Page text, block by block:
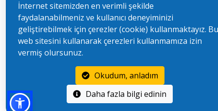
İnternet sitemizden en verimli şekilde
faydalanabilmeniz ve kullanıcı deneyiminizi
geliştirebilmek için çerezler (cookie) kullanmaktayız. Bu
web sitesini kullanarak çerezleri kullanmamıza izin
vermiş olursunuz.
Okudum, anladım
Daha fazla bilgi edinin